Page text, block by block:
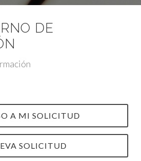
DE
A MI SOLICITUD
SOLICITUD